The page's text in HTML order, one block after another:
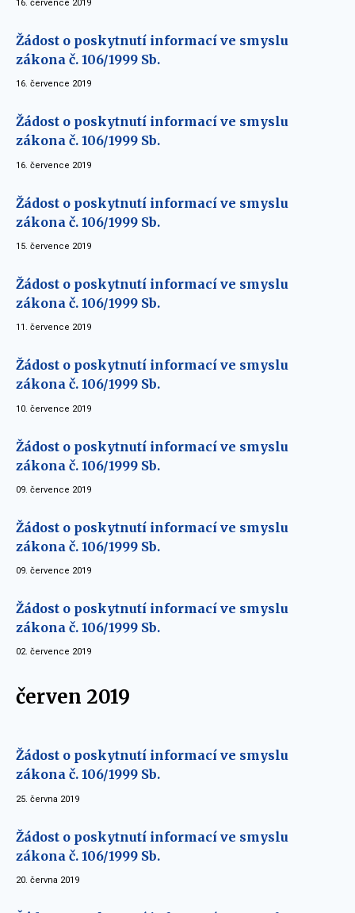
16. července 2019
Žádost o poskytnutí informací ve smyslu
zákona č. 106/1999 Sb.
16. července 2019
Žádost o poskytnutí informací ve smyslu
zákona č. 106/1999 Sb.
16. července 2019
Žádost o poskytnutí informací ve smyslu
zákona č. 106/1999 Sb.
15. července 2019
Žádost o poskytnutí informací ve smyslu
zákona č. 106/1999 Sb.
11. července 2019
Žádost o poskytnutí informací ve smyslu
zákona č. 106/1999 Sb.
10. července 2019
Žádost o poskytnutí informací ve smyslu
zákona č. 106/1999 Sb.
09. července 2019
Žádost o poskytnutí informací ve smyslu
zákona č. 106/1999 Sb.
09. července 2019
Žádost o poskytnutí informací ve smyslu
zákona č. 106/1999 Sb.
02. července 2019
červen 2019
Žádost o poskytnutí informací ve smyslu
zákona č. 106/1999 Sb.
25. června 2019
Žádost o poskytnutí informací ve smyslu
zákona č. 106/1999 Sb.
20. června 2019